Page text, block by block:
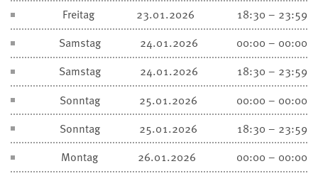
Freitag
23.01.2026
18:30 – 23:59
Samstag
24.01.2026
00:00 – 00:00
Samstag
24.01.2026
18:30 – 23:59
Sonntag
25.01.2026
00:00 – 00:00
Sonntag
25.01.2026
18:30 – 23:59
Montag
26.01.2026
00:00 – 00:00